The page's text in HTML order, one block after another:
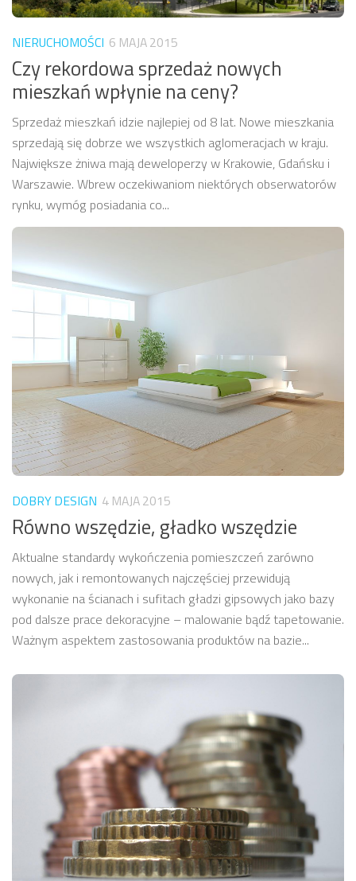
NIERUCHOMOŚCI 6 MAJA 2015
Czy rekordowa sprzedaż nowych
mieszkań wpłynie na ceny?
Sprzedaż mieszkań idzie najlepiej od 8 lat. Nowe mieszkania
sprzedają się dobrze we wszystkich aglomeracjach w kraju.
Największe żniwa mają deweloperzy w Krakowie, Gdańsku i
Warszawie. Wbrew oczekiwaniom niektórych obserwatorów
rynku, wymóg posiadania co...
DOBRY DESIGN 4 MAJA 2015
Równo wszędzie, gładko wszędzie
Aktualne standardy wykończenia pomieszczeń zarówno
nowych, jak i remontowanych najczęściej przewidują
wykonanie na ścianach i sufitach gładzi gipsowych jako bazy
pod dalsze prace dekoracyjne – malowanie bądź tapetowanie.
Ważnym aspektem zastosowania produktów na bazie...